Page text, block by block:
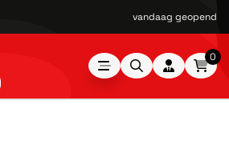
vandaag geopend
0